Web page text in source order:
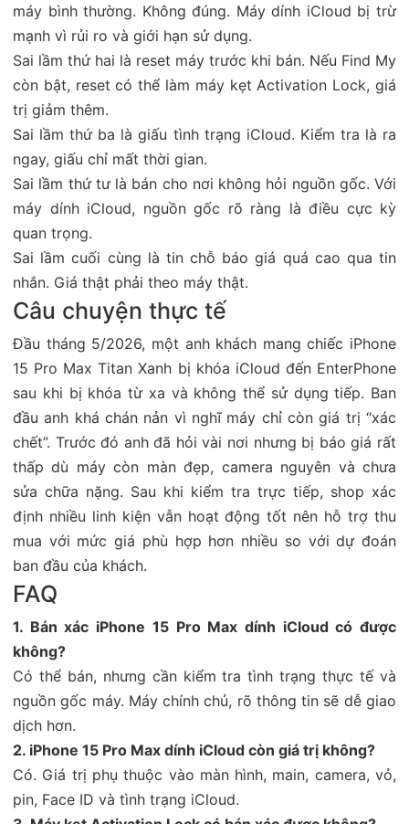
máy bình thường. Không đúng. Máy dính iCloud bị trừ
mạnh vì rủi ro và giới hạn sử dụng.
Sai lầm thứ hai là reset máy trước khi bán. Nếu Find My
còn bật, reset có thể làm máy kẹt Activation Lock, giá
trị giảm thêm.
Sai lầm thứ ba là giấu tình trạng iCloud. Kiểm tra là ra
ngay, giấu chỉ mất thời gian.
Sai lầm thứ tư là bán cho nơi không hỏi nguồn gốc. Với
máy dính iCloud, nguồn gốc rõ ràng là điều cực kỳ
quan trọng.
Sai lầm cuối cùng là tin chỗ báo giá quá cao qua tin
nhắn. Giá thật phải theo máy thật.
Câu chuyện thực tế
Đầu tháng 5/2026, một anh khách mang chiếc iPhone
15 Pro Max Titan Xanh bị khóa iCloud đến EnterPhone
sau khi bị khóa từ xa và không thể sử dụng tiếp. Ban
đầu anh khá chán nản vì nghĩ máy chỉ còn giá trị “xác
chết”. Trước đó anh đã hỏi vài nơi nhưng bị báo giá rất
thấp dù máy còn màn đẹp, camera nguyên và chưa
sửa chữa nặng. Sau khi kiểm tra trực tiếp, shop xác
định nhiều linh kiện vẫn hoạt động tốt nên hỗ trợ thu
mua với mức giá phù hợp hơn nhiều so với dự đoán
ban đầu của khách.
FAQ
1. Bán xác iPhone 15 Pro Max dính iCloud có được
không?
Có thể bán, nhưng cần kiểm tra tình trạng thực tế và
nguồn gốc máy. Máy chính chủ, rõ thông tin sẽ dễ giao
dịch hơn.
2. iPhone 15 Pro Max dính iCloud còn giá trị không?
Có. Giá trị phụ thuộc vào màn hình, main, camera, vỏ,
pin, Face ID và tình trạng iCloud.